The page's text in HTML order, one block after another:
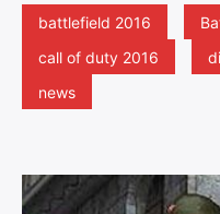
battlefield 2016
call of duty 2016
news